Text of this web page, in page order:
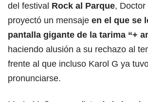
del festival Rock al Parque, Doctor
proyectó un mensaje en el que se
pantalla gigante de la tarima “+
haciendo alusión a su rechazo al
frente al que incluso Karol G ya
pronunciarse.